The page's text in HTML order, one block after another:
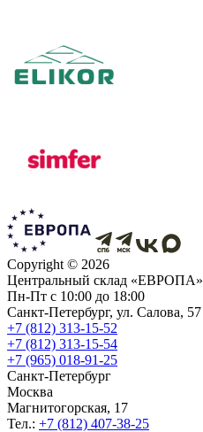
Copyright © 2026
Центральный склад «ЕВРОПА»
Пн-Пт с 10:00 до 18:00
Санкт-Петербург, ул. Салова, 57
+7 (812) 313-15-52
+7 (812) 313-15-54
+7 (965) 018-91-25
Санкт-Петербург
Москва
Магнитогорская, 17
Тел.: +7 (812) 407-38-25